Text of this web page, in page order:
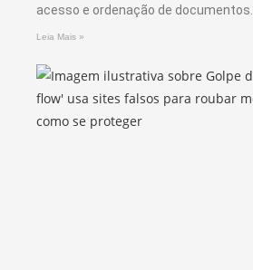
acesso e ordenação de documentos.
Leia Mais »